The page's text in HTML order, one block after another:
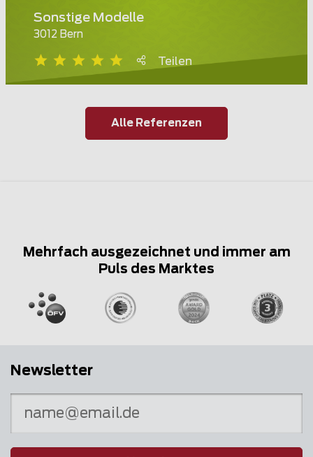
Sonstige Modelle
3012 Bern
Teilen
Alle Referenzen
Mehrfach ausgezeichnet und immer am
Puls des Marktes
Newsletter